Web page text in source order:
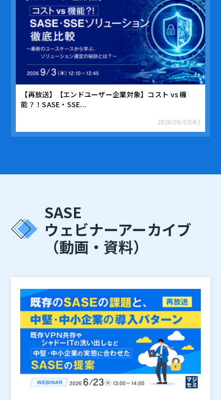
【再放送】【エンドユーザー企業対象】コスト vs 機
能？！SASE・SSE...
2026/09/03(木)
SASE
ウェビナーアーカイブ
（動画・資料）